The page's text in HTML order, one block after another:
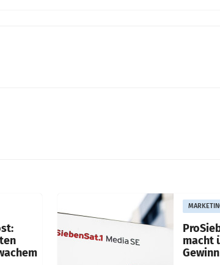
macht
Gewinn